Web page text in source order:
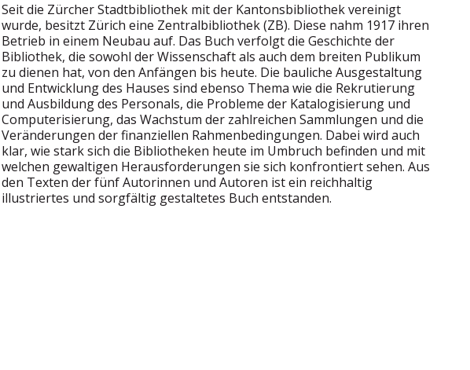
Seit die Zürcher Stadtbibliothek mit der Kantonsbibliothek vereinigt
wurde, besitzt Zürich eine Zentralbibliothek (ZB). Diese nahm 1917 ihren
Betrieb in einem Neubau auf. Das Buch verfolgt die Geschichte der
Bibliothek, die sowohl der Wissenschaft als auch dem breiten Publikum
zu dienen hat, von den Anfängen bis heute. Die bauliche Ausgestaltung
und Entwicklung des Hauses sind ebenso Thema wie die Rekrutierung
und Ausbildung des Personals, die Probleme der Katalogisierung und
Computerisierung, das Wachstum der zahlreichen Sammlungen und die
Veränderungen der finanziellen Rahmenbedingungen. Dabei wird auch
klar, wie stark sich die Bibliotheken heute im Umbruch befinden und mit
welchen gewaltigen Herausforderungen sie sich konfrontiert sehen. Aus
den Texten der fünf Autorinnen und Autoren ist ein reichhaltig
illustriertes und sorgfältig gestaltetes Buch entstanden.